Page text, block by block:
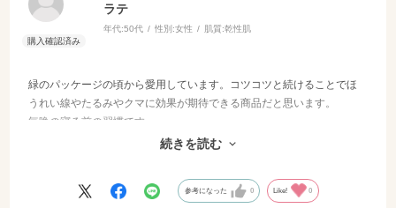
ラテ
年代:50代 性別:女性 肌質:乾性肌
緑のパッケージの頃から愛用しています。コツコツと続けることでほ
うれい線やたるみやクマに効果が期待できる商品だと思います。
毎晩の寝る前の習慣です。
これからも続けていきたいと思います。
続きを読む
参考になった 0 Like! 0